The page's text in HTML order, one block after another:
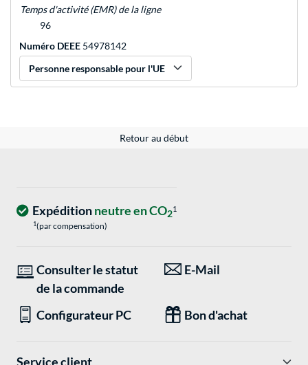
Temps d'activité (EMR) de la ligne
96
Numéro DEEE 54978142
Personne responsable pour l'UE
Retour au début
Expéditionneutre en CO21
1(par compensation)
Consulter le statut
de la commande
E-Mail
Configurateur PC Bon d'achat
Service client